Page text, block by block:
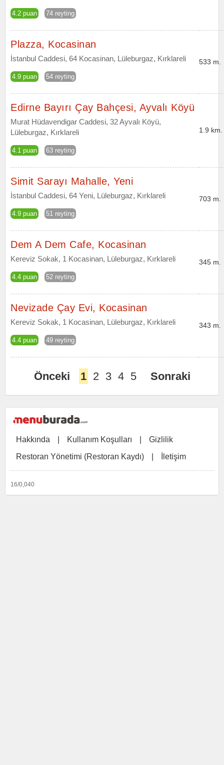
4.2 puan 74 reyting
Plazza, Kocasinan
İstanbul Caddesi, 64 Kocasinan, Lüleburgaz, Kırklareli
4.9 puan 54 reyting
533 m.
Edirne Bayırı Çay Bahçesi, Ayvalı Köyü
Murat Hüdavendigar Caddesi, 32 Ayvalı Köyü,
Lüleburgaz, Kırklareli
4.1 puan 63 reyting
1.9 km.
Simit Sarayı Mahalle, Yeni
İstanbul Caddesi, 64 Yeni, Lüleburgaz, Kırklareli
4.9 puan 51 reyting
703 m.
Dem A Dem Cafe, Kocasinan
Kereviz Sokak, 1 Kocasinan, Lüleburgaz, Kırklareli
4.4 puan 52 reyting
345 m.
Nevizade Çay Evi, Kocasinan
Kereviz Sokak, 1 Kocasinan, Lüleburgaz, Kırklareli
4.4 puan 49 reyting
343 m.
Önceki 1 2 3 4 5 Sonraki
Hakkında Kullanım Koşulları
Gizlilik
Restoran Yönetimi (Restoran Kaydı)
İletişim
16/0,040